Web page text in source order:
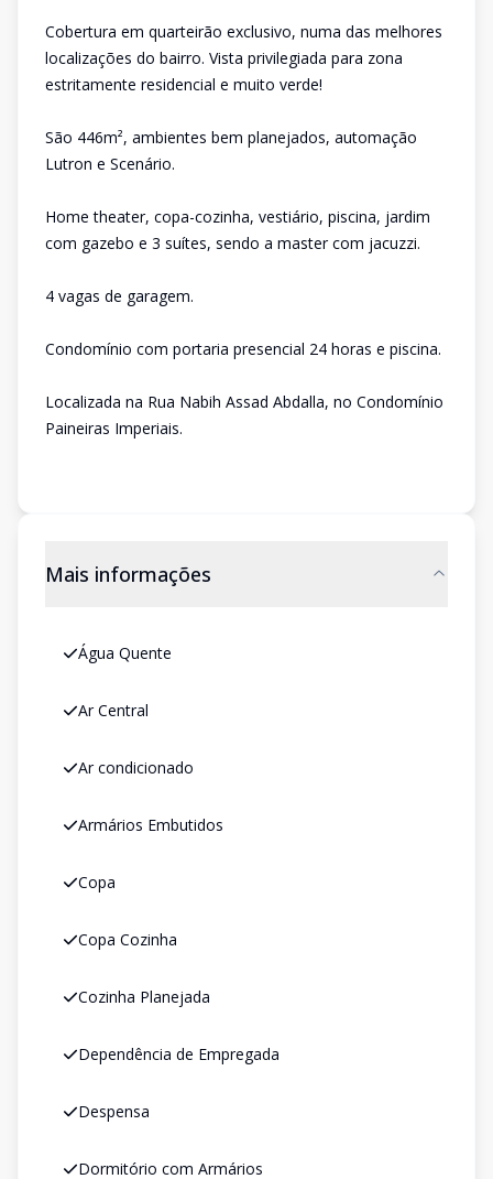
Cobertura em quarteirão exclusivo, numa das melhores
localizações do bairro. Vista privilegiada para zona
estritamente residencial e muito verde!
São 446m², ambientes bem planejados, automação
Lutron e Scenário.
Home theater, copa-cozinha, vestiário, piscina, jardim
com gazebo e 3 suítes, sendo a master com jacuzzi.
4 vagas de garagem.
Condomínio com portaria presencial 24 horas e piscina.
Localizada na Rua Nabih Assad Abdalla, no Condomínio
Paineiras Imperiais.
Mais informações
Água Quente
Ar Central
Ar condicionado
Armários Embutidos
Copa
Copa Cozinha
Cozinha Planejada
Dependência de Empregada
Despensa
Dormitório com Armários